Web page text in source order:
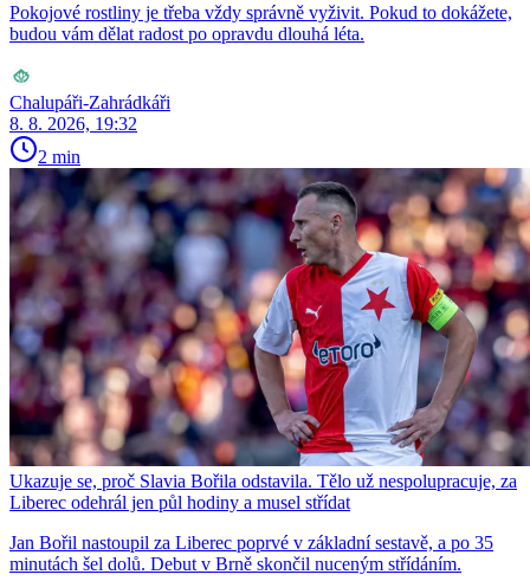
Pokojové rostliny je třeba vždy správně vyživit. Pokud to dokážete,
budou vám dělat radost po opravdu dlouhá léta.
Chalupáři-Zahrádkáři
8. 8. 2026, 19:32
2 min
Ukazuje se, proč Slavia Bořila odstavila. Tělo už nespolupracuje, za
Liberec odehrál jen půl hodiny a musel střídat
Jan Bořil nastoupil za Liberec poprvé v základní sestavě, a po 35
minutách šel dolů. Debut v Brně skončil nuceným střídáním.